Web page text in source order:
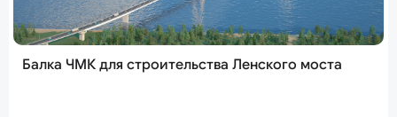
Балка ЧМК для строительства Ленского моста